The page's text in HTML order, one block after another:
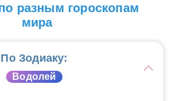
разным гороскопам
мира
По Зодиаку:
Водолей